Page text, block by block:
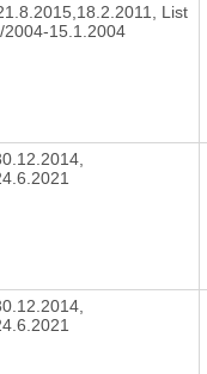
List
2004-15.1.2004